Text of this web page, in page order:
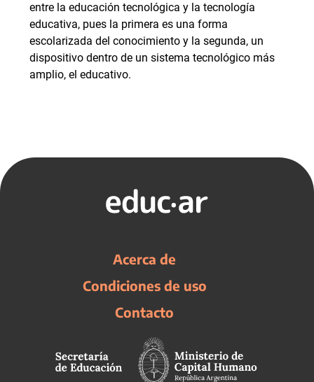
entre la educación tecnológica y la tecnología
educativa, pues la primera es una forma
escolarizada del conocimiento y la segunda, un
dispositivo dentro de un sistema tecnológico más
amplio, el educativo.
Acerca de
Condiciones de uso
Contacto